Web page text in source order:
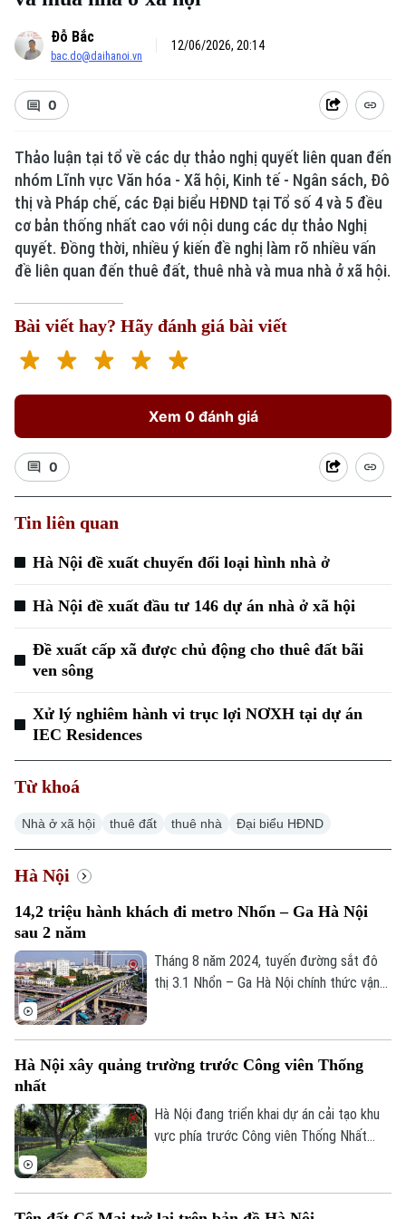
Xu hướng
Đỗ Bắc
bac.do@daihanoi.vn
12/06/2026, 20:14
0
Thảo luận tại tổ về các dự thảo nghị quyết liên quan đến
nhóm Lĩnh vực Văn hóa - Xã hội, Kinh tế - Ngân sách, Đô
thị và Pháp chế, các Đại biểu HĐND tại Tổ số 4 và 5 đều
cơ bản thống nhất cao với nội dung các dự thảo Nghị
quyết. Đồng thời, nhiều ý kiến đề nghị làm rõ nhiều vấn
đề liên quan đến thuê đất, thuê nhà và mua nhà ở xã hội.
Bài viết hay? Hãy đánh giá bài viết
Xem 0 đánh giá
0
Tin liên quan
Hà Nội đề xuất chuyển đổi loại hình nhà ở
Hà Nội đề xuất đầu tư 146 dự án nhà ở xã hội
Đề xuất cấp xã được chủ động cho thuê đất bãi
ven sông
Xử lý nghiêm hành vi trục lợi NƠXH tại dự án
IEC Residences
Từ khoá
Nhà ở xã hội thuê đất thuê nhà Đại biểu HĐND
Hà Nội
14,2 triệu hành khách đi metro Nhổn – Ga Hà Nội
sau 2 năm
Tháng 8 năm 2024, tuyến đường sắt đô
thị 3.1 Nhổn – Ga Hà Nội chính thức vận
tổng cộng gần 14,2 triệu lượt hành khách.
Hà Nội xây quảng trường trước Công viên Thống
nhất
Hà Nội đang triển khai dự án cải tạo khu
vực phía trước Công viên Thống Nhất